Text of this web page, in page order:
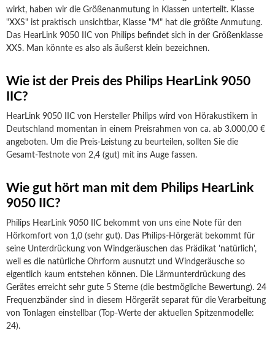
wirkt, haben wir die Größenanmutung in Klassen unterteilt. Klasse
"XXS" ist praktisch unsichtbar, Klasse "M" hat die größte Anmutung.
Das HearLink 9050 IIC von Philips befindet sich in der Größenklasse
XXS. Man könnte es also als äußerst klein bezeichnen.
Wie ist der Preis des Philips HearLink 9050
IIC?
HearLink 9050 IIC von Hersteller Philips wird von Hörakustikern in
Deutschland momentan in einem Preisrahmen von ca. ab 3.000,00 €
angeboten. Um die Preis-Leistung zu beurteilen, sollten Sie die
Gesamt-Testnote von 2,4 (gut) mit ins Auge fassen.
Wie gut hört man mit dem Philips HearLink
9050 IIC?
Philips HearLink 9050 IIC bekommt von uns eine Note für den
Hörkomfort von 1,0 (sehr gut). Das Philips-Hörgerät bekommt für
seine Unterdrückung von Windgeräuschen das Prädikat 'natürlich',
weil es die natürliche Ohrform ausnutzt und Windgeräusche so
eigentlich kaum entstehen können. Die Lärmunterdrückung des
Gerätes erreicht sehr gute 5 Sterne (die bestmögliche Bewertung). 24
Frequenzbänder sind in diesem Hörgerät separat für die Verarbeitung
von Tonlagen einstellbar (Top-Werte der aktuellen Spitzenmodelle:
24).